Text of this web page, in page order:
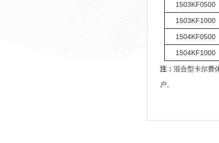
1503KF0500
1503KF1000
1504KF0500
1504KF1000
注：混合型卡尔费
户。